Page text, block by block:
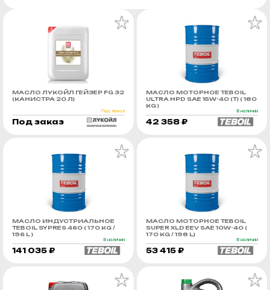
МАСЛО ЛУКОЙЛ ГЕЙЗЕР FG 32
(КАНИСТРА 20 Л)
Под заказ
Под заказ
МАСЛО МОТОРНОЕ TEBOIL
ULTRA HPD SAE 15W-40 (Т) ( 180
KG )
В наличии
42 358 ₽
МАСЛО ИНДУСТРИАЛЬНОЕ
TEBOIL SYPRES 460 ( 170 KG /
196 L )
В наличии
141 035 ₽
МАСЛО МОТОРНОЕ TEBOIL
SUPER XLD EEV SAE 10W-40 (
170 KG / 198 L)
В наличии
53 415 ₽